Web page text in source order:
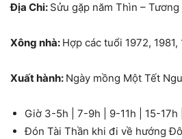
Địa Chi: Sửu gặp năm Thìn – Tương
Xông nhà: Hợp các tuổi 1972,
Xuất hành: Ngày mồng Một Tết
Giờ 3-5h | 7-9h | 9-11h | 15-17h
Đón Tài Thần khi đi về hướng